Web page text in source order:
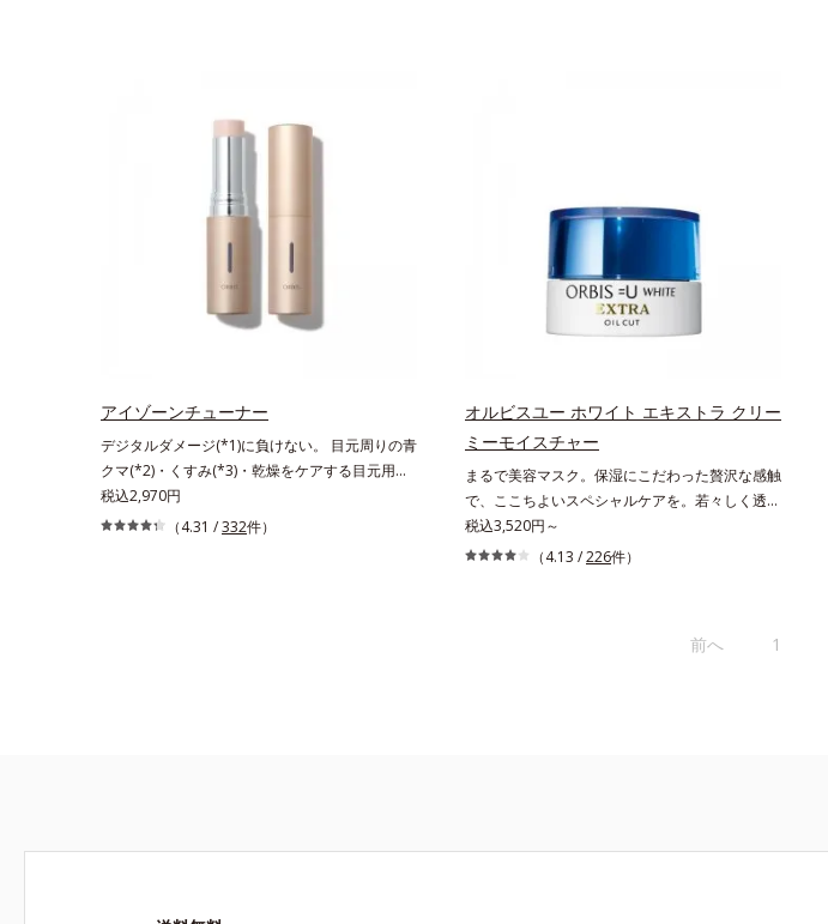
みずしさとなめらかさあふれるすこやかな肌に整
えます。気になるスポットにご使用ください。
く、ニキビが治ったあとの健常な状態に戻った肌
のことです。*2 日焼けによるメラニンの生成を
防ぐ。保湿ケアのこと。*3 L-アスコルビン酸 2-
エチルアスコルビン酸
アイゾーンチューナー
デジタルダメージ(*1)に負けない。 目元周りの青
クマ(*2)・くすみ(*3)・乾燥をケアする目元用ス
ティック状美容液。目元周りにあらわれる青クマ
(*2)・くすみ(*3)・乾燥に。メイクの上からでも
すみを払い、透明感のある目元へ整えます。メイ
税込2,970円
（4.31 /332件）
オルビスユー ホワイト エキストラ クリー
ミーモイスチャー
まるで美容マスク。保湿にこだわった贅沢な感触
で、ここちよいスペシャルケアを。若々しく透明
感のある美肌を構成する要素と、年齢肌(*1)のメ
ラニン生成にアプローチして、明るくなめらかな
するシミだけでなく、メラニンが蓄積しがちな年
税込3,520円～
（4.13 /226件）
前へ 1